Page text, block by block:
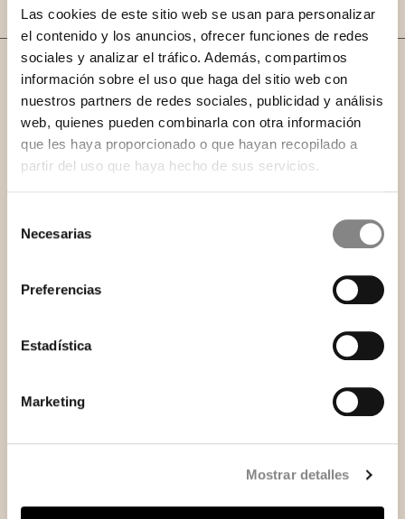
Las cookies de este sitio web se usan para personalizar
el contenido y los anuncios, ofrecer funciones de redes
sociales y analizar el tráfico. Además, compartimos
información sobre el uso que haga del sitio web con
nuestros partners de redes sociales, publicidad y análisis
web, quienes pueden combinarla con otra información
que les haya proporcionado o que hayan recopilado a
partir del uso que haya hecho de sus servicios.
Necesarias
Preferencias
Estadística
Marketing
Mostrar detalles
GASTRONOMÍA LOCAL
Y experiencias con sabor
mallorquín
Cada sabor cuenta una historia.
cena entre arcos góticos, nuestro restaurante La Despensa
del Barón ofrece una gastronomía de proximidad que sabe